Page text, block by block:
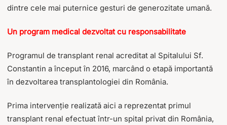
dintre cele mai puternice gesturi de generozitate umană.
Un program medical dezvoltat cu responsabilitate
Programul de transplant renal acreditat al Spitalului Sf.
Constantin a început în 2016, marcând o etapă importantă
în dezvoltarea transplantologiei din România.
Prima intervenție realizată aici a reprezentat primul
transplant renal efectuat într-un spital privat din România,